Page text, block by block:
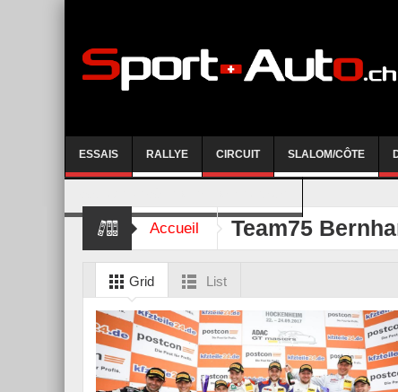
ESSAIS RALLYE CIRCUIT SLALOM/CÔTE
Accueil Team75
Grid List